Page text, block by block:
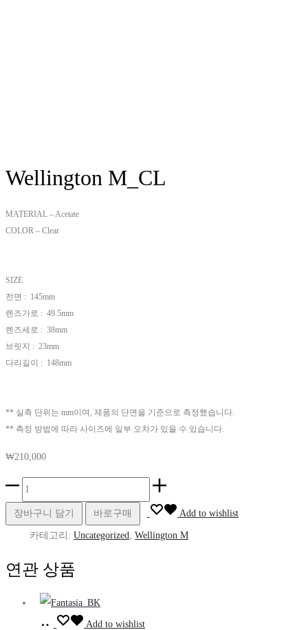
Wellington M_CL
MATERIAL – Acetate
COLOR – Clear
SIZE
전면 : 145mm
렌즈가로 : 49.5mm
렌즈세로 : 38mm
브릿지 : 23mm
다리길이 : 148mm
** 실측 단위는 mm이며, 제품의 단면을 기준으로 측정했습니다.
** 측정 방법에 따라 사이즈에 일부 오차가 있을 수 있습니다.
₩210,000
Wellington
M_CL
수
장바구니 담기 바로구매 Add to wishlist
카테고리: Uncategorized Wellington M
연관 상품
장
Add to wishlist